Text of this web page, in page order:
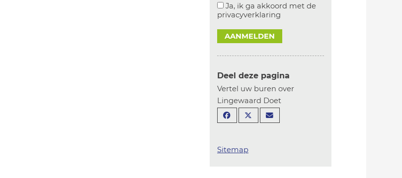
Ja, ik ga akkoord met de
privacyverklaring
AANMELDEN
Deel deze pagina
Vertel uw buren over
Lingewaard Doet
Sitemap